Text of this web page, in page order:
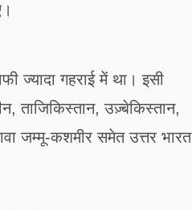
ज्यादा गहराई में था। इसी
ताजिकिस्तान, उज़्बेकिस्तान,
जम्मू-कशमीर समेत उत्तर भारत